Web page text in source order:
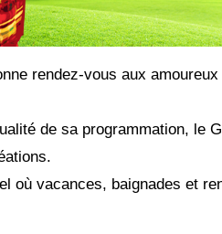
rendez-vous aux
de sa programmation, le
où vacances, baignades et